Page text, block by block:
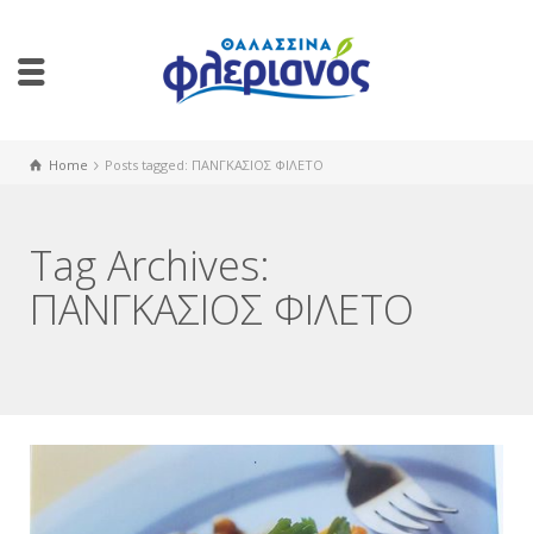
Home Posts tagged: ΠΑΝΓΚΑΣΙΟΣ ΦΙΛΕΤΟ
Tag Archives:
ΠΑΝΓΚΑΣΙΟΣ ΦΙΛΕΤΟ